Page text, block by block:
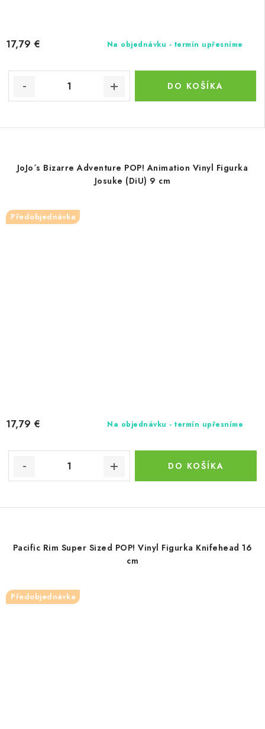
Na objednávku - termín upřesníme
17,79 €
DO KOŠÍKA
JoJo´s Bizarre Adventure POP! Animation Vinyl Figurka
Josuke (DiU) 9 cm
Předobjednávka
Na objednávku - termín upřesníme
17,79 €
DO KOŠÍKA
Pacific Rim Super Sized POP! Vinyl Figurka Knifehead 16
cm
Předobjednávka